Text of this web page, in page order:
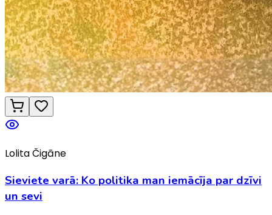
Lolita Čigāne
Sieviete varā: Ko politika man iemācīja par dzīvi
un sevi